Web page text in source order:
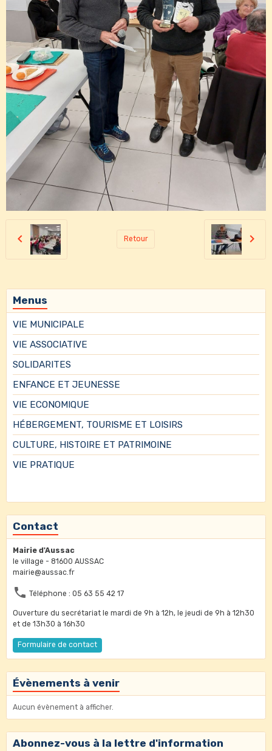
Retour
Menus
VIE MUNICIPALE
VIE ASSOCIATIVE
SOLIDARITES
ENFANCE ET JEUNESSE
VIE ECONOMIQUE
HÉBERGEMENT, TOURISME ET LOISIRS
CULTURE, HISTOIRE ET PATRIMOINE
VIE PRATIQUE
Contact
Mairie d'Aussac
le village - 81600 AUSSAC
mairie@aussac.fr
Téléphone : 05 63 55 42 17
Ouverture du secrétariat le mardi de 9h à 12h, le jeudi de 9h à 12h30
et de 13h30 à 16h30
Formulaire de contact
Évènements à venir
Aucun évènement à afficher.
Abonnez-vous à la lettre d'information